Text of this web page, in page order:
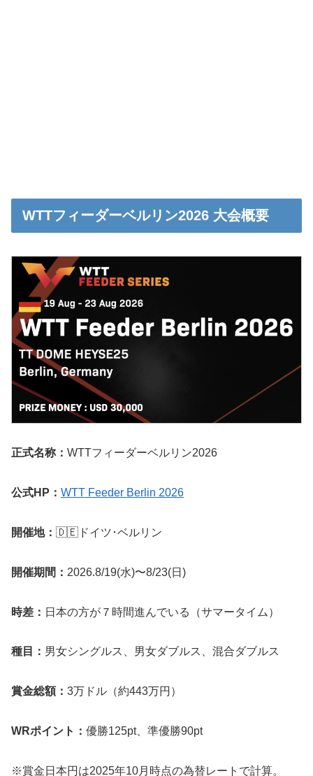
WTTフィーダーベルリン2026 大会概要
正式名称： WTTフィーダーベルリン2026
公式HP： WTT Feeder Berlin 2026
開催地： 🇩🇪ドイツ･ベルリン
開催期間： 2026.8/19(水)〜8/23(日)
時差： 日本の方が７時間進んでいる（サマータイム）
種目： 男女シングルス、男女ダブルス、混合ダブルス
賞金総額： 3万ドル（約443万円）
WRポイント： 優勝125pt、準優勝90pt
※賞金日本円は2025年10月時点の為替レートで計算。